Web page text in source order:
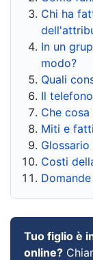
Chi ha
In un
modo?
Quali
Il
Che
Miti e fatti
Glossario
Costi
Tuo figlio è
online?